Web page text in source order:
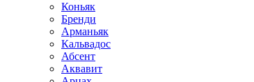
Коньяк
Бренди
Арманьяк
Кальвадос
Абсент
Аквавит